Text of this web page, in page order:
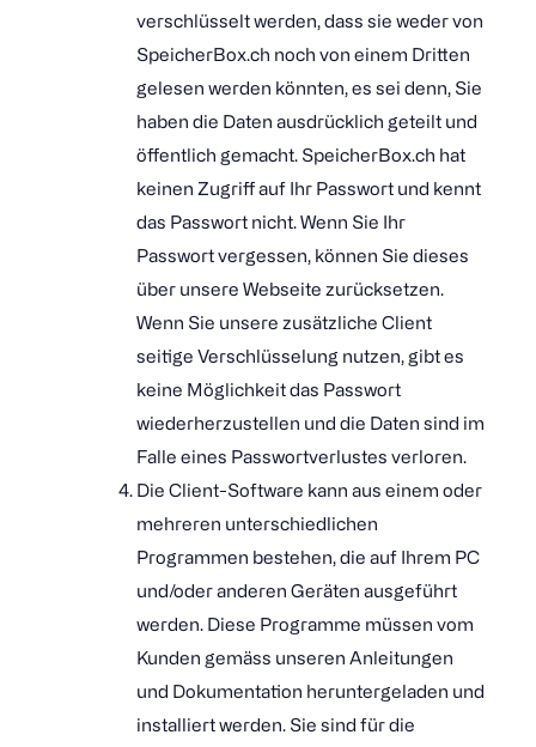
verschlüsselt werden, dass sie weder von
SpeicherBox.ch noch von einem Dritten
gelesen werden könnten, es sei denn, Sie
haben die Daten ausdrücklich geteilt und
öffentlich gemacht. SpeicherBox.ch hat
keinen Zugriff auf Ihr Passwort und kennt
das Passwort nicht. Wenn Sie Ihr
Passwort vergessen, können Sie dieses
über unsere Webseite zurücksetzen.
Wenn Sie unsere zusätzliche Client
seitige Verschlüsselung nutzen, gibt es
keine Möglichkeit das Passwort
wiederherzustellen und die Daten sind im
Falle eines Passwortverlustes verloren.
Die Client-Software kann aus einem oder
mehreren unterschiedlichen
Programmen bestehen, die auf Ihrem PC
und/oder anderen Geräten ausgeführt
werden. Diese Programme müssen vom
Kunden gemäss unseren Anleitungen
und Dokumentation heruntergeladen und
installiert werden. Sie sind für die